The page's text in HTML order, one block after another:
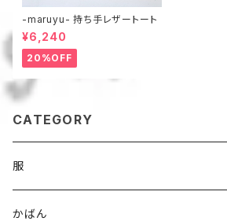
-maruyu- 持ち手レザートート
¥6,240
20%OFF
CATEGORY
服
パンツ
かばん